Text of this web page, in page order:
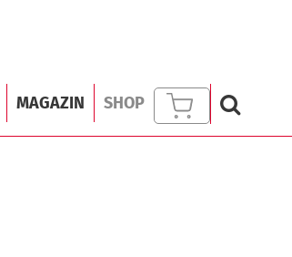
MAGAZIN SHOP